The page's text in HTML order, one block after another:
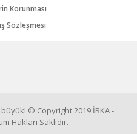
Korunması
Sözleşmesi
© Copyright 2019 İRKA -
Hakları Saklıdır.